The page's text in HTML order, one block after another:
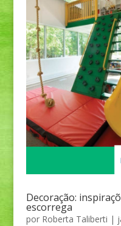
Decoração:
escorrega
por Roberta Taliberti |